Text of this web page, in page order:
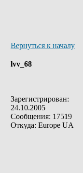
Вернуться к началу
lvv_68
Зарегистрирован:
24.10.2005
Сообщения: 17519
Откуда: Europe UA